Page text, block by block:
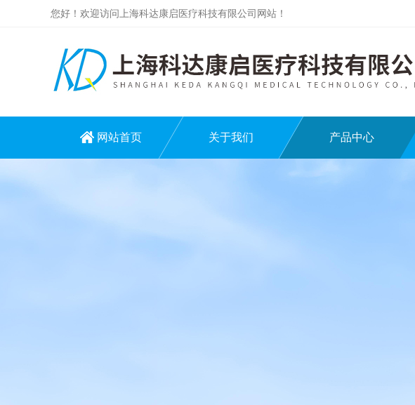
您好！欢迎访问上海科达康启医疗科技有限公司网站！
网站首页 关于我们 产品中心